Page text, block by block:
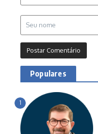
Populares
1